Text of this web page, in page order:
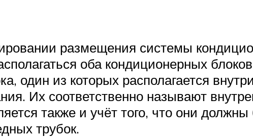
размещения системы
оба кондиционерных
один из которых располагается
Их соответственно называют
также и учёт того, что они
трубок.